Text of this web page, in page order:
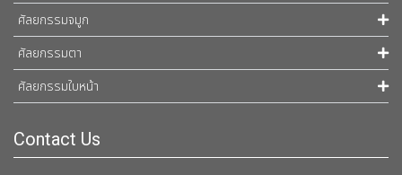
ศัลยกรรมจมูก
ศัลยกรรมตา
ศัลยกรรมใบหน้า
Contact Us